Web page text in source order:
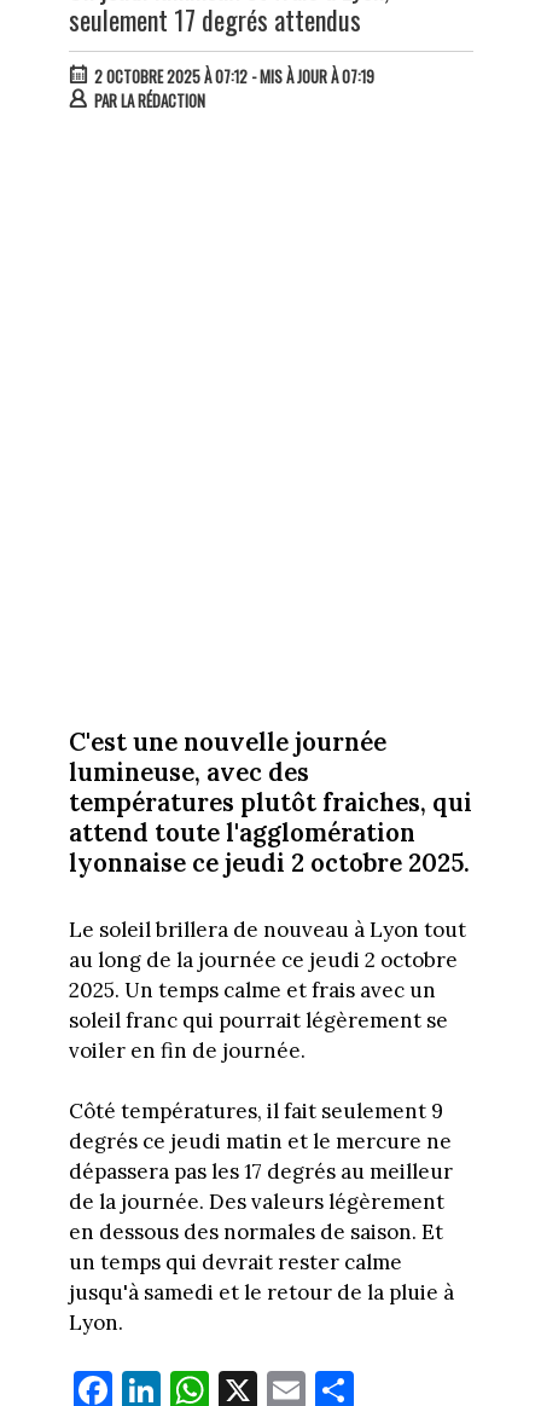
seulement 17 degrés attendus
2 OCTOBRE 2025 À 07:12- MIS À JOUR À 07:19
PARLA RÉDACTION
C'est une nouvelle journée
lumineuse, avec des
températures plutôt fraiches, qui
attend toute l'agglomération
lyonnaise ce jeudi 2 octobre 2025.
Le soleil brillera de nouveau à Lyon tout
au long de la journée ce jeudi 2 octobre
2025. Un temps calme et frais avec un
soleil franc qui pourrait légèrement se
voiler en fin de journée.
Côté températures, il fait seulement 9
degrés ce jeudi matin et le mercure ne
dépassera pas les 17 degrés au meilleur
de la journée. Des valeurs légèrement
en dessous des normales de saison. Et
un temps qui devrait rester calme
jusqu'à samedi et le retour de la pluie à
Lyon.
Fa Li W X E Pa